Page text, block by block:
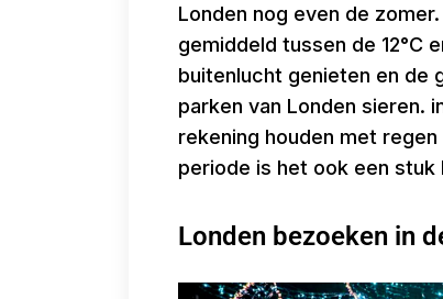
Londen nog even de
gemiddeld tussen de 12°C
buitenlucht genieten en de
parken van Londen sieren.
rekening houden met
periode is het ook een stuk
Londen bezoeken in